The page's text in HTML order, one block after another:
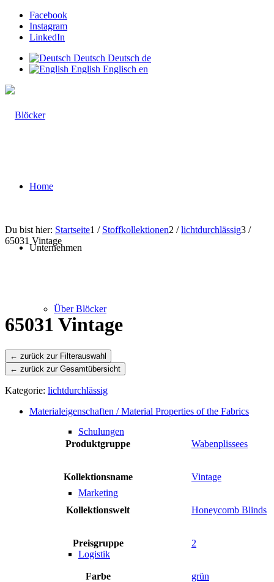
Facebook
Instagram
LinkedIn
Deutsch Deutsch de
English Englisch en
Home
Unternehmen
Über Blöcker
Leistungen
Schulungen
Marketing
Logistik
Du bist hier: Startseite1 / Stoffkollektionen2 / lichtdurchlässig3 /
65031 Vintage
65031 Vintage
← zurück zur Gesamtübersicht
Kategorie: lichtdurchlässig
Materialeigenschaften / Material Properties of the Fabrics
Produktgruppe Wabenplissees
Kollektionsname Vintage
Kollektionswelt Honeycomb Blinds
Preisgruppe 2
Farbe grün